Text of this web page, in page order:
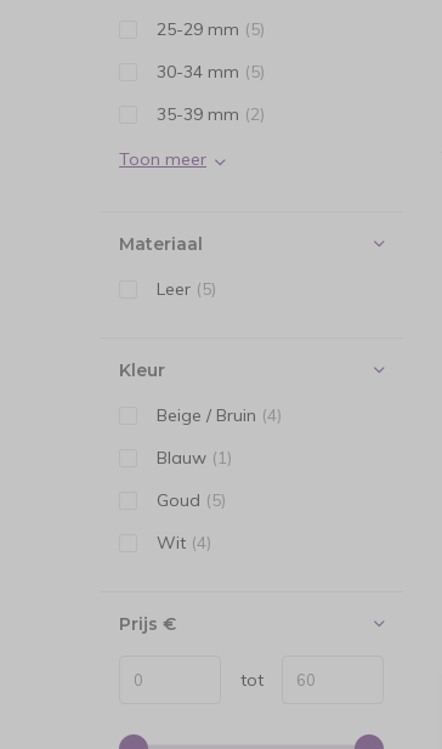
25-29 mm (5)
30-34 mm (5)
35-39 mm (2)
Toon meer
Materiaal
Leer (5)
Kleur
Beige / Bruin (4)
Blauw (1)
Goud (5)
Wit (4)
Prijs €
tot